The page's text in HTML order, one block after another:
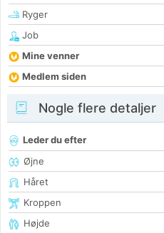
Ryger
Job
Mine venner
Medlem siden
Nogle flere detaljer
Leder du efter
Øjne
Håret
Kroppen
Højde